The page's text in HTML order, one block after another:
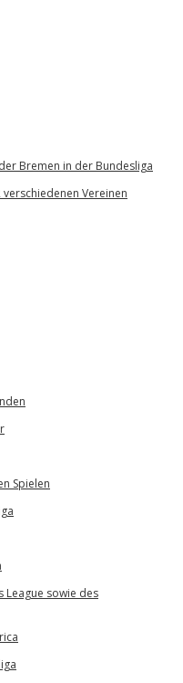
Bremen in der Bundesliga
Vereinen
Spielen
League sowie des